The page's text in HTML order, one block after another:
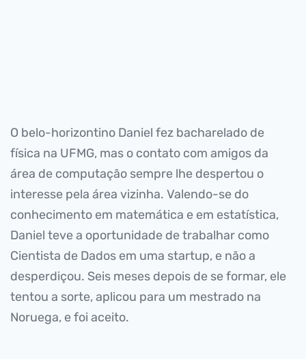
O belo-horizontino Daniel fez bacharelado de
física na UFMG, mas o contato com amigos da
área de computação sempre lhe despertou o
interesse pela área vizinha. Valendo-se do
conhecimento em matemática e em estatística,
Daniel teve a oportunidade de trabalhar como
Cientista de Dados em uma startup, e não a
desperdiçou. Seis meses depois de se formar, ele
tentou a sorte, aplicou para um mestrado na
Noruega, e foi aceito.